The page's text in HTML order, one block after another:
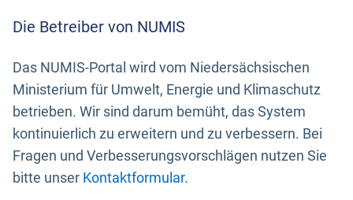
Die Betreiber von NUMIS
Das NUMIS-Portal wird vom Niedersächsischen
Ministerium für Umwelt, Energie und Klimaschutz
betrieben. Wir sind darum bemüht, das System
kontinuierlich zu erweitern und zu verbessern. Bei
Fragen und Verbesserungsvorschlägen nutzen Sie
bitte unser Kontaktformular.